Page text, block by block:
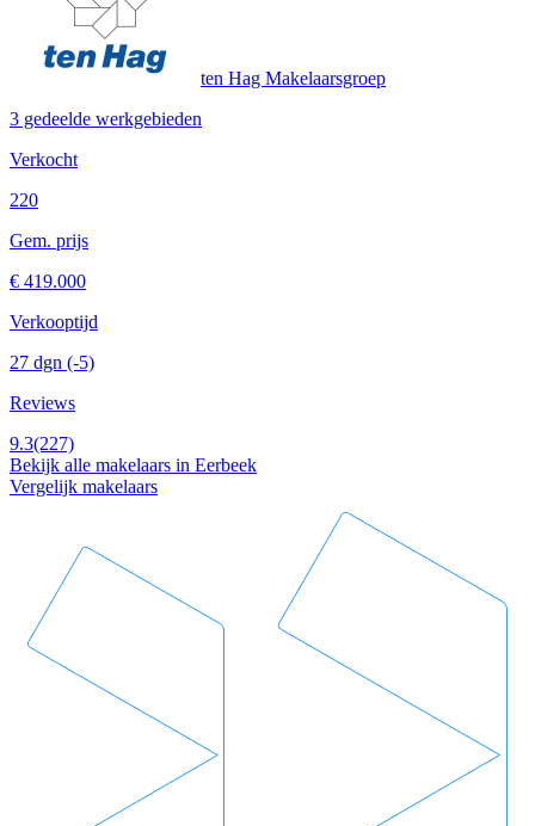
ten Hag Makelaarsgroep
3 gedeelde werkgebieden
Verkocht
220
Gem. prijs
€ 419.000
Verkooptijd
27 dgn (-5)
Reviews
9.3(227)
Bekijk alle makelaars in Eerbeek
Vergelijk makelaars